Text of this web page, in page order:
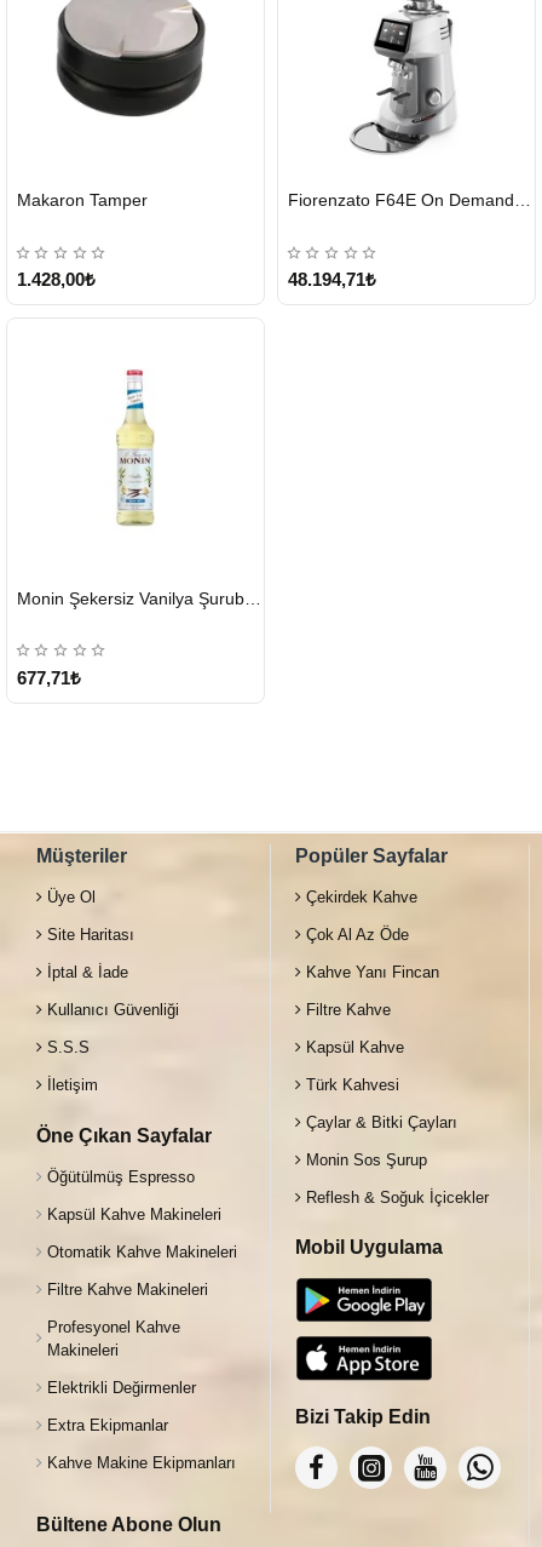
GÖNDERİ
Makaron Tamper
1.428,00₺
GÖNDERİ
48.194,71₺
GÖNDERİ
677,71₺
Müşteriler
Üye Ol
Site Haritası
İptal & İade
Kullanıcı Güvenliği
S.S.S
İletişim
Öne Çıkan Sayfalar
Öğütülmüş Espresso
Kapsül Kahve Makineleri
Otomatik Kahve Makineleri
Filtre Kahve Makineleri
Profesyonel Kahve
Makineleri
Elektrikli Değirmenler
Extra Ekipmanlar
Kahve Makine Ekipmanları
Popüler Sayfalar
Çekirdek Kahve
Çok Al Az Öde
Kahve Yanı Fincan
Filtre Kahve
Kapsül Kahve
Türk Kahvesi
Çaylar & Bitki Çayları
Monin Sos Şurup
Reflesh & Soğuk İçicekler
Mobil Uygulama
Bizi Takip Edin
Bültene Abone Olun